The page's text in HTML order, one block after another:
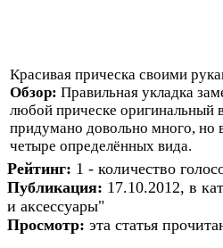
Красивая прическа своими
Обзор: Правильная укладка
любой прическе оригинальный
придумано довольно много, но
четыре определённых вида.
Рейтинг: 1 - количество
Публикация: 17.10.2012, в
и аксессуары"
Просмотр: эта статья